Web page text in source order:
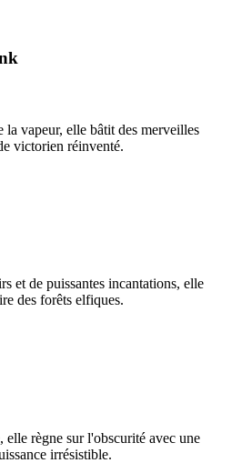
la vapeur, elle bâtit des merveilles
victorien réinventé.
et de puissantes incantations, elle
des forêts elfiques.
elle règne sur l'obscurité avec une
irrésistible.